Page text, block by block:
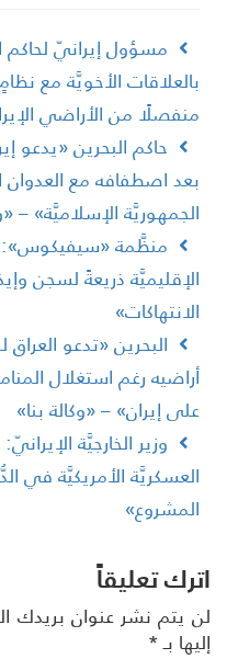
مسؤول إيرانيّ لحاكم
الأخويَّة مع نظامٍ
من الأراضي الإيرانية»
حاكم البحرين «يدعو
اصطفافه مع العدوان
الإسلاميَّة» –
منظَّمة «سيفيكوس»:
ذريعةً لسجن
البحرين «تدعو العراق
رغم استغلال المنامة
إيران» – «وكالة بنا»
وزير الخارجيَّة الإيرانيّ:
الأمريكيَّة في الدُّول
تعليقاً
يتم نشر عنوان بريدك
بـ*